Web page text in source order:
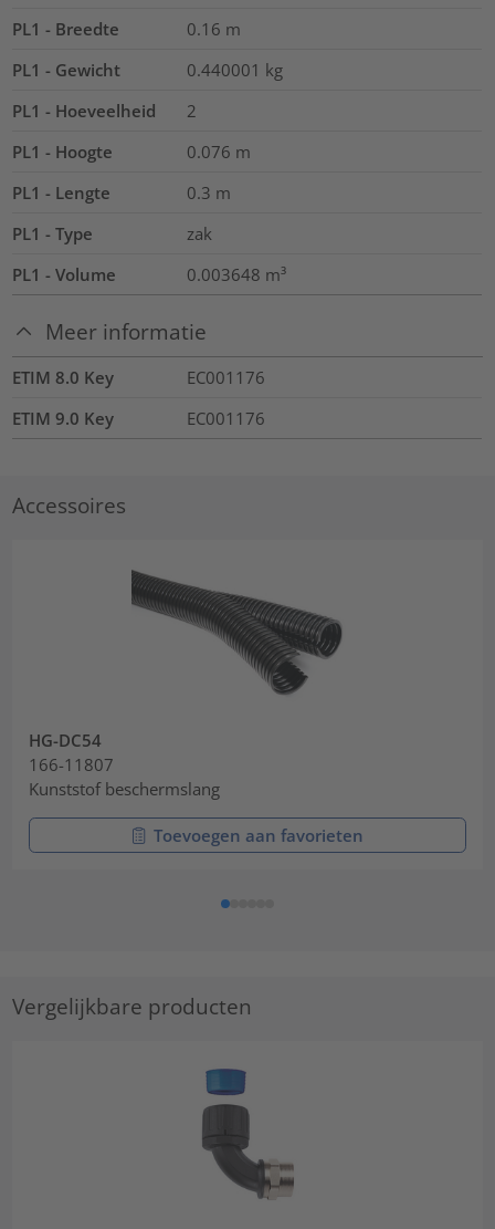
PL1 - Breedte 0.16 m
PL1 - Gewicht
0.440001 kg
PL1 - Hoeveelheid
2
PL1 - Hoogte
0.076 m
PL1 - Lengte
0.3 m
PL1 - Type
zak
PL1 - Volume
0.003648 m³
Meer informatie
ETIM 8.0 Key
EC001176
ETIM 9.0 Key
EC001176
Accessoires
HG-DC54
166-11807
Kunststof beschermslang
Toevoegen aan favorieten
Vergelijkbare producten